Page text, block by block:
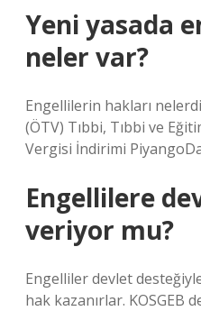
Yeni yasada
neler var?
Engellilerin hakları
(ÖTV) Tıbbi, Tıbbi ve
Vergisi İndirimi
Engellilere
veriyor mu?
Engelliler devlet
hak kazanırlar. KOSGEB